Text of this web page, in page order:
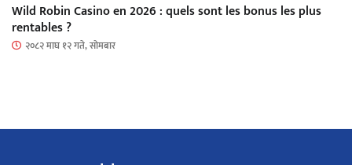
Wild Robin Casino en 2026 : quels sont les bonus les plus
rentables ?
२०८२ माघ १२ गते, सोमबार